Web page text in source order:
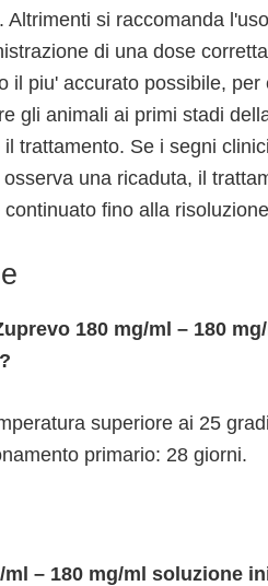
Altrimenti si raccomanda
di una dose
il piu' accurato possibile,
gli animali ai primi stadi
trattamento. Se i segni
una ricaduta, il
fino alla
180 mg/ml – 180
superiore ai 25
primario: 28 giorni.
ml – 180 mg/ml soluzione